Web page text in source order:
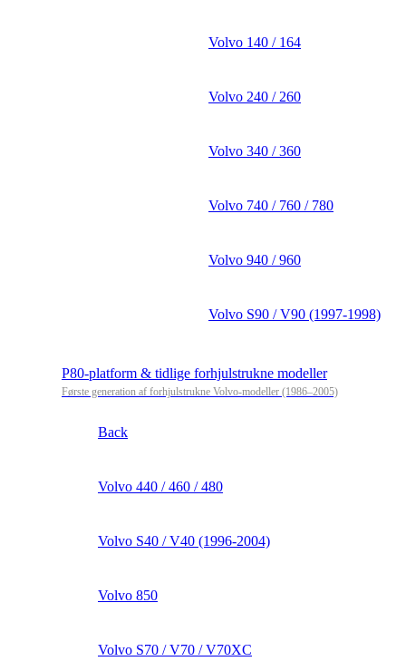
Volvo 140 / 164
Volvo 240 / 260
Volvo 340 / 360
Volvo 740 / 760 / 780
Volvo 940 / 960
Volvo S90 / V90 (1997-1998)
P80-platform & tidlige forhjulstrukne modeller
Første generation af forhjulstrukne Volvo-modeller (1986–2005)
Back
Volvo 440 / 460 / 480
Volvo S40 / V40 (1996-2004)
Volvo 850
Volvo S70 / V70 / V70XC